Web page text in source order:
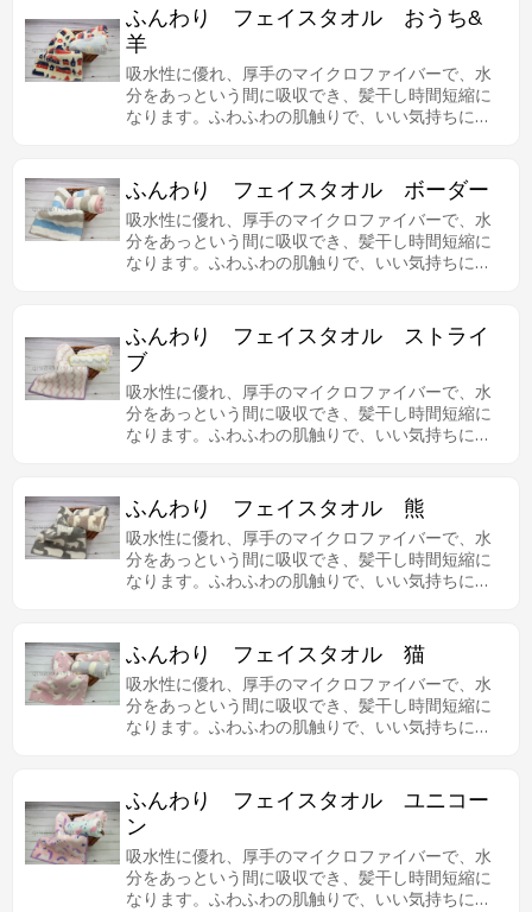
ふんわり フェイスタオル おうち&
羊
吸水性に優れ、厚手のマイクロファイバーで、水
分をあっという間に吸収でき、髪干し時間短縮に
なります。ふわふわの肌触りで、いい気持ちにな
ふんわり フェイスタオル ボーダー
吸水性に優れ、厚手のマイクロファイバーで、水
分をあっという間に吸収でき、髪干し時間短縮に
なります。ふわふわの肌触りで、いい気持ちにな
ふんわり フェイスタオル ストライ
ブ
吸水性に優れ、厚手のマイクロファイバーで、水
分をあっという間に吸収でき、髪干し時間短縮に
なります。ふわふわの肌触りで、いい気持ちにな
ふんわり フェイスタオル 熊
吸水性に優れ、厚手のマイクロファイバーで、水
分をあっという間に吸収でき、髪干し時間短縮に
なります。ふわふわの肌触りで、いい気持ちにな
ふんわり フェイスタオル 猫
吸水性に優れ、厚手のマイクロファイバーで、水
分をあっという間に吸収でき、髪干し時間短縮に
なります。ふわふわの肌触りで、いい気持ちにな
ふんわり フェイスタオル ユニコー
ン
吸水性に優れ、厚手のマイクロファイバーで、水
分をあっという間に吸収でき、髪干し時間短縮に
なります。ふわふわの肌触りで、いい気持ちにな